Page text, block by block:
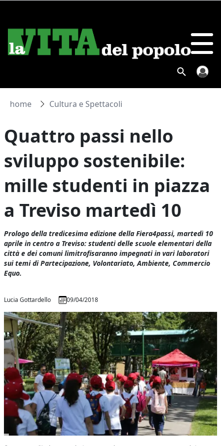
home Cultura e Spettacoli
Quattro passi nello
sviluppo sostenibile:
mille studenti in piazza
a Treviso martedì 10
Prologo della tredicesima edizione della Fiera4passi, martedì 10
aprile in centro a Treviso: studenti delle scuole elementari della
città e dei comuni limitrofisaranno impegnati in vari laboratori
sui temi di Partecipazione, Volontariato, Ambiente, Commercio
Equo.
Lucia Gottardello 09/04/2018